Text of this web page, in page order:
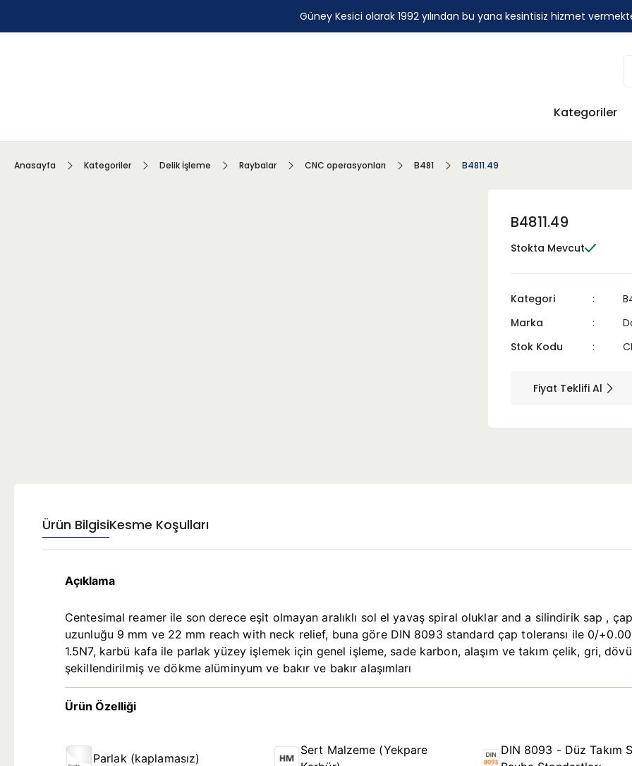
Güney Kesici olarak 1992 yılından bu yana kesintisiz hizmet
Kategoriler
Anasayfa Kategoriler Delik İşleme Raybalar CNC operasyonları B481 B4811.49
B4811.49
Stokta Mevcut
Kategori
Marka
Stok Kodu
Fiyat Teklifi Al
Ürün BilgisiKesme Koşulları
Açıklama
Centesimal reamer ile son derece eşit olmayan aralıklı sol el yavaş spiral oluklar and a silindirik sap ,
uzunluğu 9 mm ve 22 mm reach with neck relief, buna göre DIN 8093 standard çap toleransı ile 0/
1.5N7, karbü kafa ile parlak yüzey işlemek için genel işleme, sade karbon, alaşım ve takım çelik, gri,
şekillendirilmiş ve dökme alüminyum ve bakır ve bakır alaşımları
Ürün Özelliği
Parlak (kaplamasız)
Sert Malzeme (Yekpare
DIN 8093 - Düz Takım